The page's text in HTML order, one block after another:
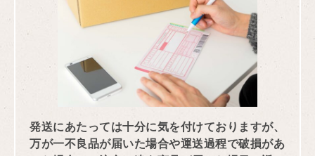
発送にあたっては十分に気を付けておりますが、
万が一不良品が届いた場合や運送過程で破損があ